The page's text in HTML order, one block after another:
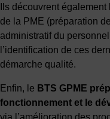
Ils découvrent
de la PME (préparation
administratif du
l’identification de ces
démarche qualité.
Enfin, le BTS GPME
fonctionnement et le